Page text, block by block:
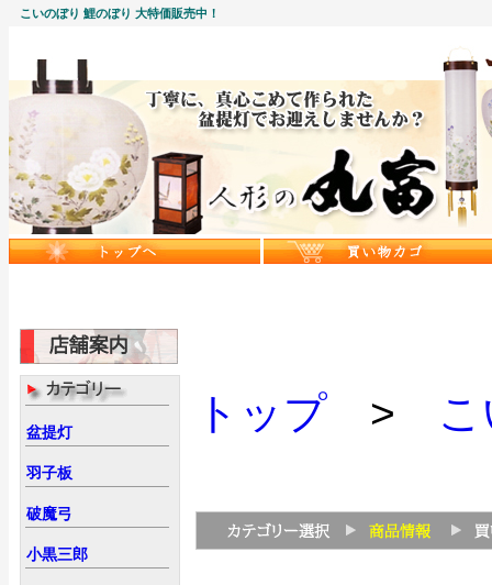
こいのぼり 鯉のぼり 大特価販売中！
盆提灯
羽子板
破魔弓
小黒三郎
トップ>